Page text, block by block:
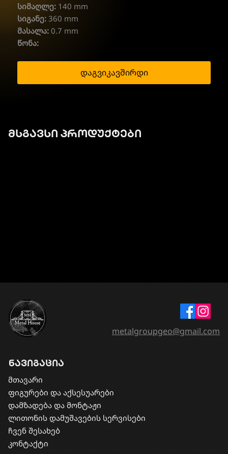
სიმაღლე: 140 mm
სიგანე: 360 mm
მასალა: 0.7 mm
წონა:
დაგვიკავშირდი
მსგავსი პროდუქტები
ნავიგაცია
მთავარი
ფიგურები და აქსესუარები
დამზადება და მონტაჟი
​ლითონის დამუშავების სერვისები
ჩვენ შესახებ
კონტაქტი
metalgroupgeo@gmail.com